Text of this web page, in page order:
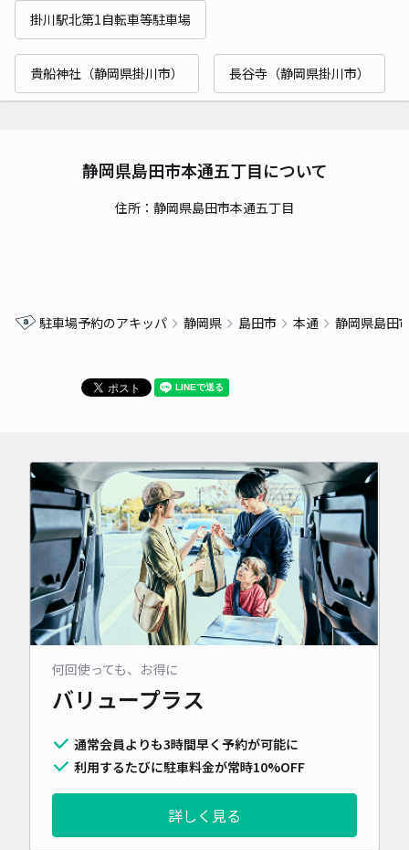
掛川駅北第1自転車等駐車場
貴船神社（静岡県掛川市） 長谷寺（静岡県掛川市）
静岡県島田市本通五丁目について
住所：静岡県島田市本通五丁目
駐車場予約のアキッパ 静岡県 島田市 本通 静岡県島田
何回使っても、お得に
バリュープラス
通常会員よりも3時間早く予約が可能に
利用するたびに駐車料金が常時10%OFF
詳しく見る